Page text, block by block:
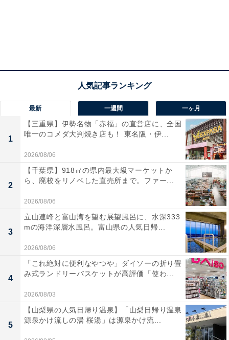
専用窓口（TEL：0120-280-524）」へのお問い合わせを
おすすめします。事故を未然に防ぐために、日頃から消
費者庁公式Webサイトのチェックをしておきたいです
ね。
次ページ リコール詳細
最新 一週間 一ヶ月
1
【三重県】伊勢名物「赤福」の直営店に、全国
唯一のコメダ大判焼き店も！ 東名阪・伊...
2026/08/06
2
【千葉県】918㎡の県内最大級マーケットか
ら、廃校をリノベした直売所まで。ファー...
2026/08/06
3
立山連峰と富山湾を望む展望風呂に、水深333
mの海洋深層水風呂。富山県の人気日帰...
2026/08/06
4
「これ絶対に便利なやつや」ダイソーの折り畳
み式ランドリーバスケットが高評価「使わ...
2026/08/03
5
【山梨県の人気日帰り温泉】「山梨日帰り温泉
源泉かけ流しの湯 桜湯」は源泉かけ流...